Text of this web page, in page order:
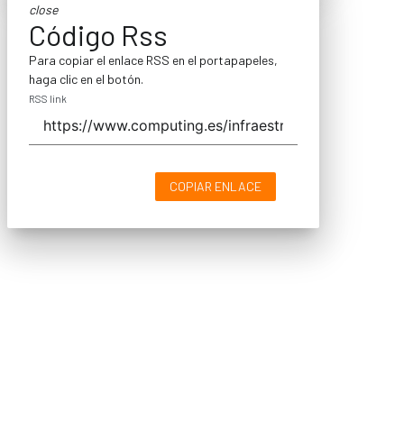
close
Código Rss
Para copiar el enlace RSS en el portapapeles,
haga clic en el botón.
RSS link
COPIAR ENLACE